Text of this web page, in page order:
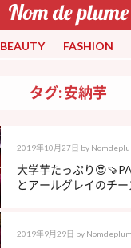
BEAUTY FASHION
タグ: 安納芋
2019年10月27日 by
大学芋たっぷり
とアールグレイのチ
2019年9月29日 by